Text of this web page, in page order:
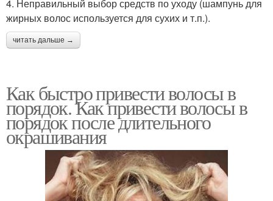
4. Неправильный выбор средств по уходу (шампунь для
жирных волос используется для сухих и т.п.).
читать дальше →
Как быстро привести волосы в
порядок. Как привести волосы в
порядок после длительного
окрашивания